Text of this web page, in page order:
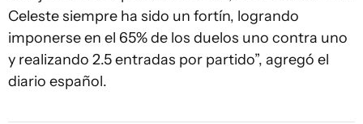
Celeste siempre ha sido un fortín, logrando
imponerse en el 65% de los duelos uno contra uno
y realizando 2.5 entradas por partido”, agregó el
diario español.